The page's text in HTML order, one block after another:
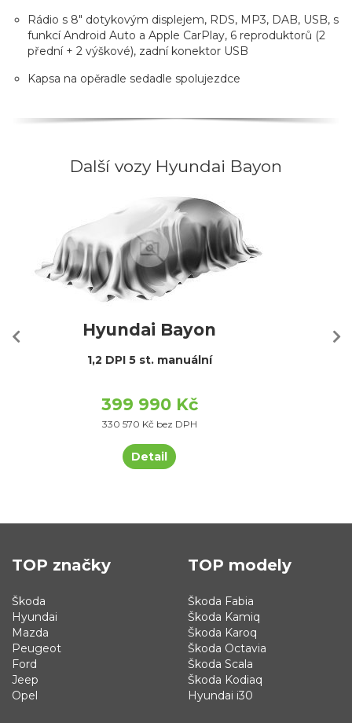
Rádio s 8" dotykovým displejem, RDS, MP3, DAB, USB, s
funkcí Android Auto a Apple CarPlay, 6 reproduktorů (2
přední + 2 výškové), zadní konektor USB
Kapsa na opěradle sedadle spolujezdce
Další vozy Hyundai Bayon
Hyundai Bayon
1,2 DPI 5 st. manuální
399 990 Kč
330 570 Kč bez DPH
Detail
TOP značky
Škoda
Hyundai
Mazda
Peugeot
Ford
Jeep
Opel
TOP modely
Škoda Fabia
Škoda Kamiq
Škoda Karoq
Škoda Octavia
Škoda Scala
Škoda Kodiaq
Hyundai i30